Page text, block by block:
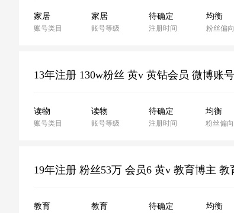
家居
账号类目
家居
账号等级
待确定
注册时间
均衡
粉丝偏向
读物
账号类目
读物
账号等级
待确定
注册时间
均衡
粉丝偏向
教育 教育 待确定 均衡